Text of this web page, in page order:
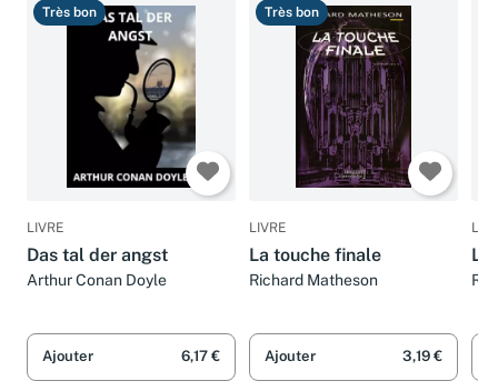
Très bon
LIVRE
Das tal der angst
Arthur Conan Doyle
Ajouter 6,17 €
Très bon
LIVRE
La touche finale
Richard Matheson
Ajouter 3,19 €
La